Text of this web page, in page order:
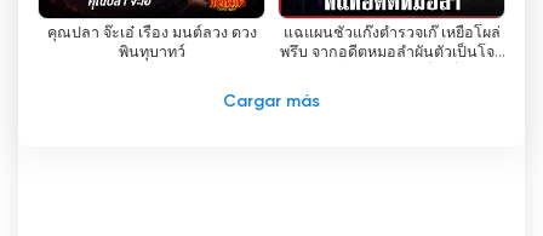
reconocimiento dice mucho de la dedicación
del canal a ofrecer contenidos que cumplan las
normas más estrictas.
คุณปลา จ๊ะเอ๋ เรื่อง มนต์ลวง ดวง
พินทุบาทว์
แฉแผนชั่วแก๊งตำรวจเก๊ เหยื่อโผล่
พรึบ จากอดีตหมอลำผันตัวเป็นโจร
Cargar más